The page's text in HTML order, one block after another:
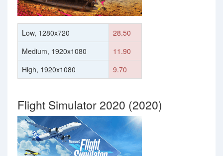
Low, 1280x720
28.50
Medium, 1920x1080
11.90
High, 1920x1080
9.70
Flight Simulator 2020 (2020)